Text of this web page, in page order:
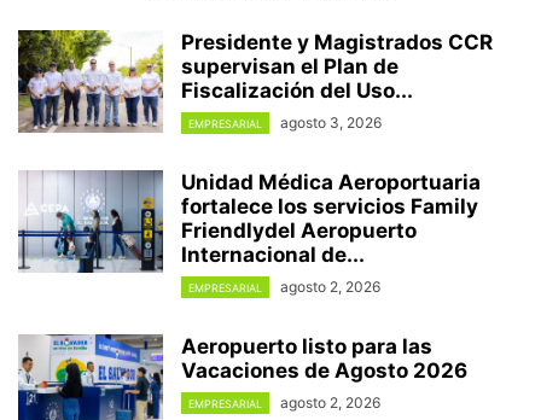
Presidente y Magistrados CCR
supervisan el Plan de
Fiscalización del Uso...
EMPRESARIAL agosto 3, 2026
Unidad Médica Aeroportuaria
fortalece los servicios Family
Friendlydel Aeropuerto
Internacional de...
EMPRESARIAL agosto 2, 2026
Aeropuerto listo para las
Vacaciones de Agosto 2026
EMPRESARIAL agosto 2, 2026